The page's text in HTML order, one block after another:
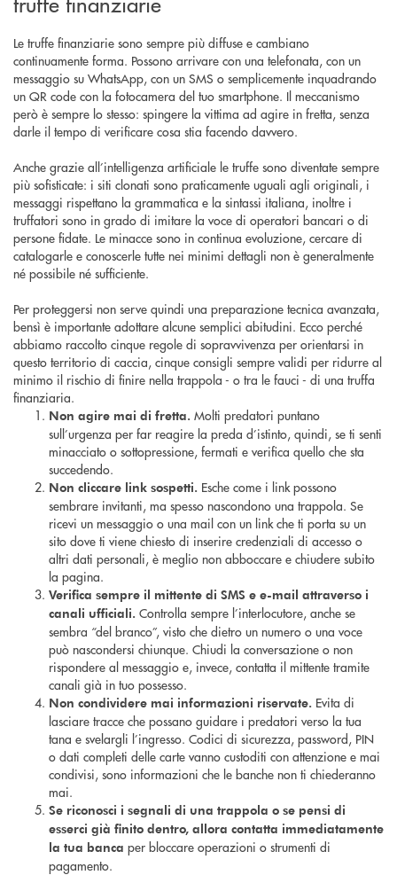
Le truffe finanziarie sono sempre più diffuse e cambiano
continuamente forma. Possono arrivare con una telefonata, con un
messaggio su WhatsApp, con un SMS o semplicemente inquadrando
un QR code con la fotocamera del tuo smartphone. Il meccanismo
però è sempre lo stesso: spingere la vittima ad agire in fretta, senza
darle il tempo di verificare cosa stia facendo davvero.
Anche grazie all’intelligenza artificiale le truffe sono diventate sempre
più sofisticate: i siti clonati sono praticamente uguali agli originali, i
messaggi rispettano la grammatica e la sintassi italiana, inoltre i
truffatori sono in grado di imitare la voce di operatori bancari o di
persone fidate. Le minacce sono in continua evoluzione, cercare di
catalogarle e conoscerle tutte nei minimi dettagli non è generalmente
né possibile né sufficiente.
Per proteggersi non serve quindi una preparazione tecnica avanzata,
bensì è importante adottare alcune semplici abitudini. Ecco perché
abbiamo raccolto cinque regole di sopravvivenza per orientarsi in
questo territorio di caccia, cinque consigli sempre validi per ridurre al
minimo il rischio di finire nella trappola - o tra le fauci - di una truffa
finanziaria.
Non agire mai di fretta. Molti predatori puntano
sull’urgenza per far reagire la preda d’istinto, quindi, se ti senti
minacciato o sottopressione, fermati e verifica quello che sta
succedendo.
Non cliccare link sospetti. Esche come i link possono
sembrare invitanti, ma spesso nascondono una trappola. Se
ricevi un messaggio o una mail con un link che ti porta su un
sito dove ti viene chiesto di inserire credenziali di accesso o
altri dati personali, è meglio non abboccare e chiudere subito
la pagina.
Verifica sempre il mittente di SMS e e-mail attraverso i
canali ufficiali. Controlla sempre l’interlocutore, anche se
sembra “del branco”, visto che dietro un numero o una voce
può nascondersi chiunque. Chiudi la conversazione o non
rispondere al messaggio e, invece, contatta il mittente tramite
canali già in tuo possesso.
Non condividere mai informazioni riservate. Evita di
lasciare tracce che possano guidare i predatori verso la tua
tana e svelargli l’ingresso. Codici di sicurezza, password, PIN
o dati completi delle carte vanno custoditi con attenzione e mai
condivisi, sono informazioni che le banche non ti chiederanno
mai.
Se riconosci i segnali di una trappola o se pensi di
esserci già finito dentro, allora contatta immediatamente
la tua banca per bloccare operazioni o strumenti di
pagamento.